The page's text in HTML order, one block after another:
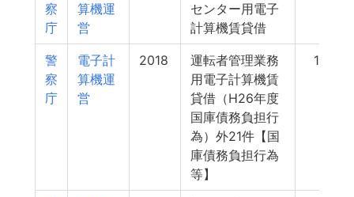
察
庁
算機運
営
センター用電子
計算機賃貸借
警
察
庁
電子計
算機運
営
2018
運転者管理業務
用電子計算機賃
貸借（H26年度
国庫債務負担行
為）外21件【国
庫債務負担行為
等】
1,391